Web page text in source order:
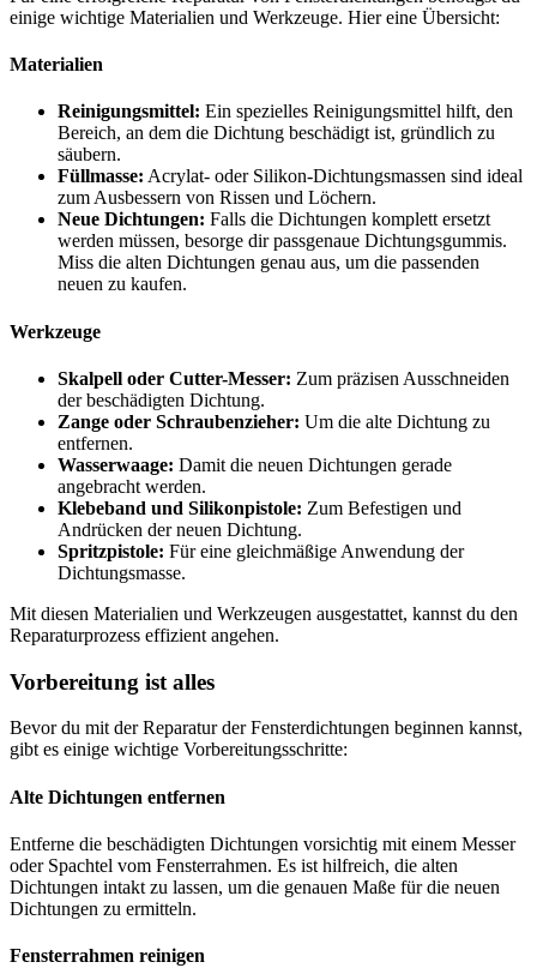
einige wichtige Materialien und Werkzeuge. Hier eine Übersicht:
Materialien
Reinigungsmittel: Ein spezielles Reinigungsmittel hilft, den
Bereich, an dem die Dichtung beschädigt ist, gründlich zu
säubern.
Füllmasse: Acrylat- oder Silikon-Dichtungsmassen sind ideal
zum Ausbessern von Rissen und Löchern.
Neue Dichtungen: Falls die Dichtungen komplett ersetzt
werden müssen, besorge dir passgenaue Dichtungsgummis.
Miss die alten Dichtungen genau aus, um die passenden
neuen zu kaufen.
Werkzeuge
Skalpell oder Cutter-Messer: Zum präzisen Ausschneiden
der beschädigten Dichtung.
Zange oder Schraubenzieher: Um die alte Dichtung zu
entfernen.
Wasserwaage: Damit die neuen Dichtungen gerade
angebracht werden.
Klebeband und Silikonpistole: Zum Befestigen und
Andrücken der neuen Dichtung.
Spritzpistole: Für eine gleichmäßige Anwendung der
Dichtungsmasse.
Mit diesen Materialien und Werkzeugen ausgestattet, kannst du den
Reparaturprozess effizient angehen.
Vorbereitung ist alles
Bevor du mit der Reparatur der Fensterdichtungen beginnen kannst,
gibt es einige wichtige Vorbereitungsschritte:
Alte Dichtungen entfernen
Entferne die beschädigten Dichtungen vorsichtig mit einem Messer
oder Spachtel vom Fensterrahmen. Es ist hilfreich, die alten
Dichtungen intakt zu lassen, um die genauen Maße für die neuen
Dichtungen zu ermitteln.
Fensterrahmen reinigen